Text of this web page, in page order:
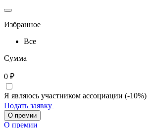
Избранное
Все
Сумма
0 ₽
Я являюсь участником ассоциации (-10%)
Подать заявку
О премии
О премии